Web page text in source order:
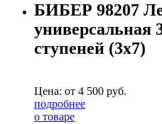
БИБЕР 98207
универсальная
ступеней (3х7)
Цена: от 4 500 руб.
подробнее
о товаре